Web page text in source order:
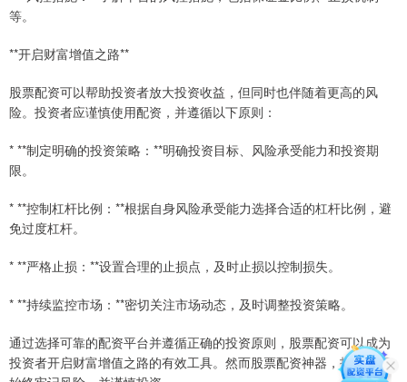
等。
**开启财富增值之路**
股票配资可以帮助投资者放大投资收益，但同时也伴随着更高的风
险。投资者应谨慎使用配资，并遵循以下原则：
* **制定明确的投资策略：**明确投资目标、风险承受能力和投资期
限。
* **控制杠杆比例：**根据自身风险承受能力选择合适的杠杆比例，避
免过度杠杆。
* **严格止损：**设置合理的止损点，及时止损以控制损失。
* **持续监控市场：**密切关注市场动态，及时调整投资策略。
通过选择可靠的配资平台并遵循正确的投资原则，股票配资可以成为
投资者开启财富增值之路的有效工具。然而股票配资神器，投资者应